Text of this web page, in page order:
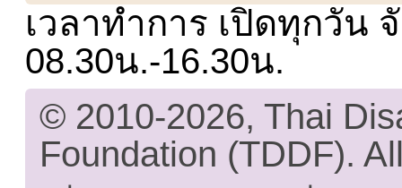
เวลาทำการ เปิดทุกวัน
08.30น.-16.30น.
© 2010-2026, Thai
Foundation (TDDF).